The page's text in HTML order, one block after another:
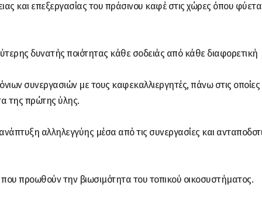
και επεξεργασίας του πράσινου καφέ στις χώρες όπου
δυνατής ποιότητας κάθε σοδειάς από κάθε διαφορετική
συνεργασιών με τους καφεκαλλιεργητές, πάνω στις οποίες
της πρώτης ύλης.
αλληλεγγύης μέσα από τις συνεργασίες και
προωθούν την βιωσιμότητα του τοπικού οικοσυστήματος.